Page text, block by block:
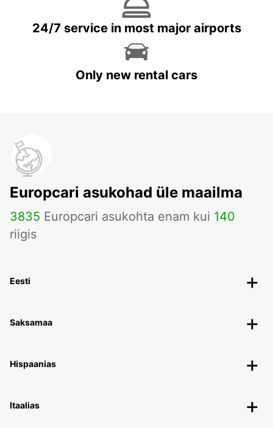
24/7 service in most major airports
Only new rental cars
Europcari asukohad üle maailma
3835 Europcari asukohta enam kui 140
riigis
Eesti
Saksamaa
Hispaanias
Itaalias